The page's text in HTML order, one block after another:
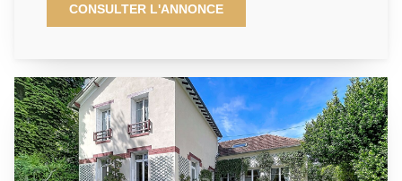
28,5 m² de sous-sol aménagé, elle offre une entrée
avec rangements, une cuisine équipée ouverte sur un
buanderie, salle de jeux et cave à vin. Stationnement
sur la parcelle, deux dépendances avec électricité.
Ravalement, toiture et chaudière récents. Rare.
CONSULTER L'ANNONCE